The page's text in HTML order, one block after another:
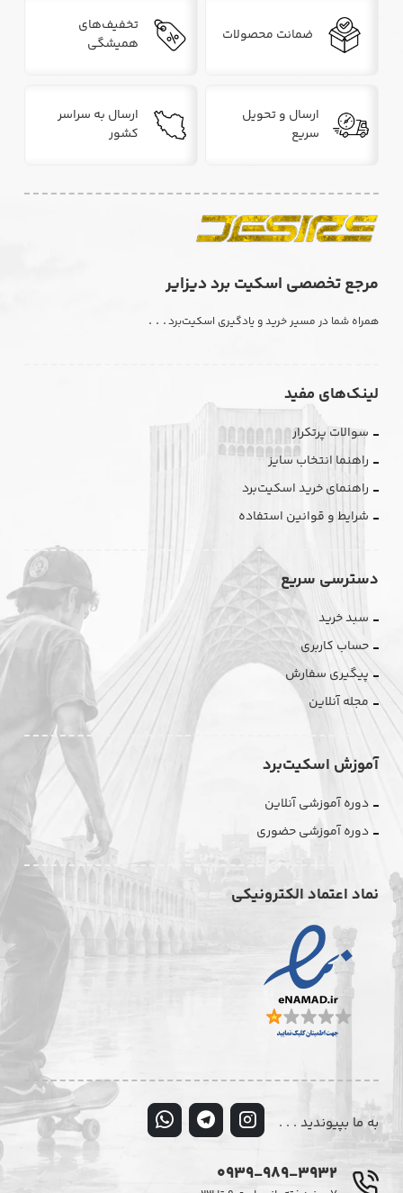
ضمانت محصولات
تخفیف‌های
همیشگی
ارسال و تحویل
سریع
ارسال به سراسر
کشور
مرجع تخصصی اسکیت برد دیزایر
همراه شما در مسیر خرید و یادگیری اسکیت‌برد. . .
لینک‌های مفید
سوالات پرتکرار
راهنما انتخاب سایز
راهنمای خرید اسکیت‌برد
شرایط و قوانین استفاده
دسترسی سریع
سبد خرید
حساب کاربری
پیگیری سفارش
مجله آنلاین
آموزش اسکیت‌برد
دوره آموزشی آنلاین
دوره آموزشی حضوری
نماد اعتماد الکترونیکی
به ما بپیوندید . . .
0939-989-3932